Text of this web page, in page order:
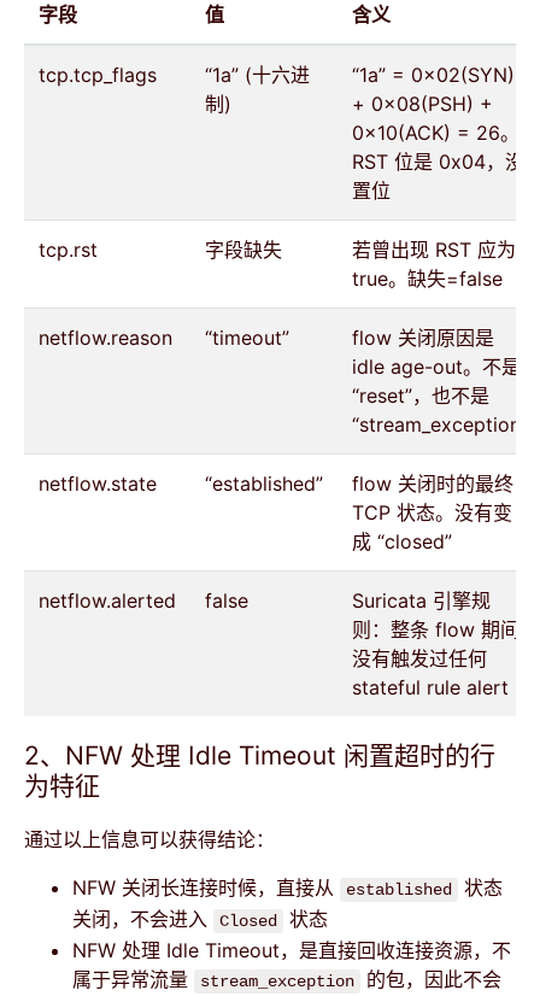
字段 值 含义
tcp.tcp_flags
“1a” (十六进
制)
“1a” = 0x02(SYN)
+ 0x08(PSH) +
0x10(ACK) = 26。
RST 位是 0x04，没
置位
tcp.rst 字段缺失
若曾出现 RST 应为
true。缺失=false
netflow.reason “timeout”
flow 关闭原因是
idle age-out。不是
“reset”，也不是
“stream_exception”
netflow.state “established”
flow 关闭时的最终
TCP 状态。没有变
成 “closed”
netflow.alerted false
Suricata 引擎规
则：整条 flow 期间
没有触发过任何
stateful rule alert
2、NFW 处理 Idle Timeout 闲置超时的行
为特征
通过以上信息可以获得结论：
NFW 关闭长连接时候，直接从
established
状态
关闭，不会进入
Closed
状态
NFW 处理 Idle Timeout，是直接回收连接资源，不
属于异常流量
stream_exception
的包，因此不会